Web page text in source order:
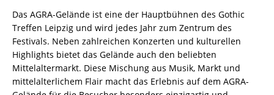
Das AGRA-Gelände ist eine der Hauptbühnen des Gothic
Treffen Leipzig und wird jedes Jahr zum Zentrum des
Festivals. Neben zahlreichen Konzerten und kulturellen
Highlights bietet das Gelände auch den beliebten
Mittelaltermarkt. Diese Mischung aus Musik, Markt und
mittelalterlichem Flair macht das Erlebnis auf dem AGRA-